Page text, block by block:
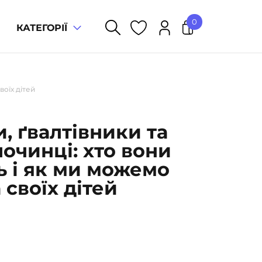
КАТЕГОРІЇ
0
У кошику немає товарів.
дітей
та
хто вони
і як ми можемо
дітей